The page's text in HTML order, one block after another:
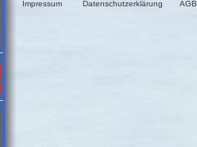
Impressum Datenschutzerklärung AGB